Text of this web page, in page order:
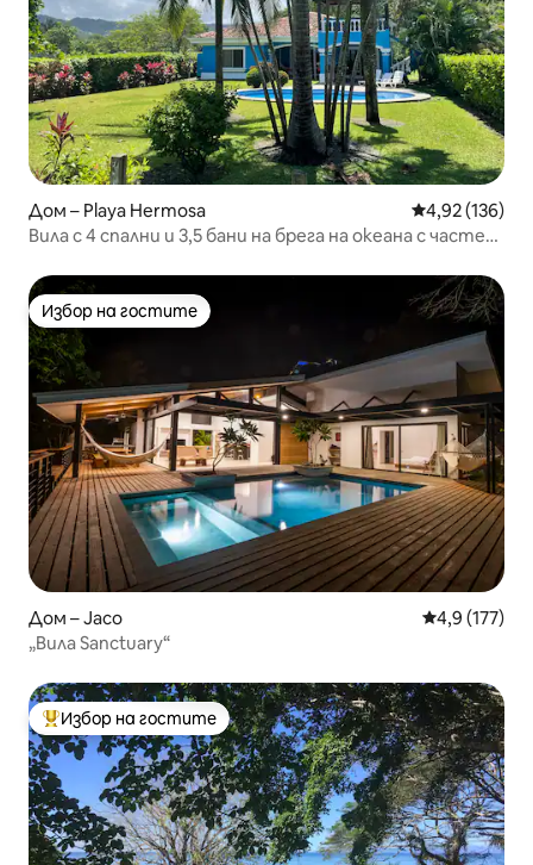
Дом – Playa Hermosa Средна
4,92 (136)
Вила с 4 спални и 3,5 бани на брега на океана с частен
Избор на гостите
Избор на гостите
Дом – Jaco Средна
4,9 (177)
„Вила Sanctuary“
Най-популярен избор на гостите
Избор на гостите